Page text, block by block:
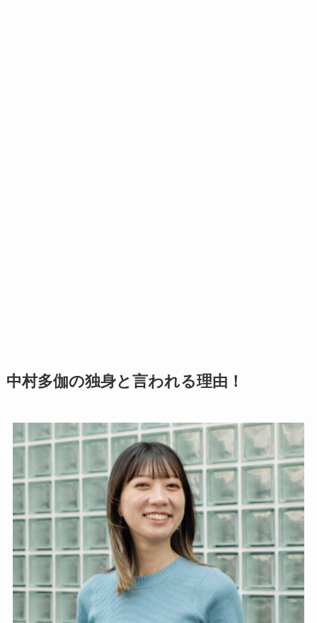
中村多伽の独身と言われる理由！